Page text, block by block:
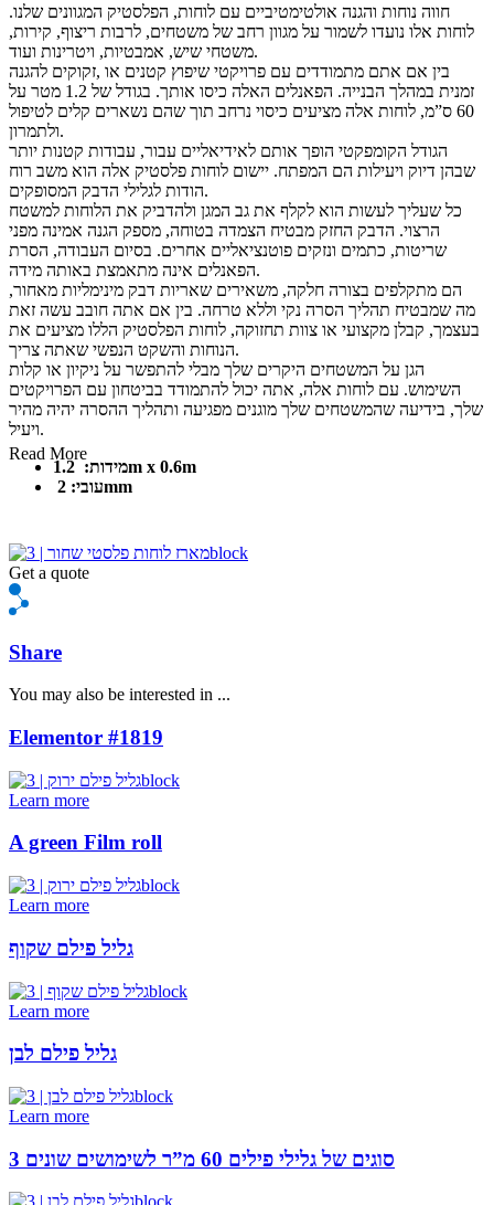
חווה נוחות והגנה אולטימטיביים עם לוחות, הפלסטיק המגוונים שלנו.
לוחות אלו נועדו לשמור על מגוון רחב של משטחים, לרבות ריצוף, קירות,
משטחי שיש, אמבטיות, ויטרינות ועוד.
בין אם אתם מתמודדים עם פרויקטי שיפוץ קטנים או ,זקוקים להגנה
זמנית במהלך הבנייה. הפאנלים האלה כיסו אותך. בגודל של 1.2 מטר על
60 ס”מ, לוחות אלה מציעים כיסוי נרחב תוך שהם נשארים קלים לטיפול
ולתמרון.
הגודל הקומפקטי הופך אותם לאידיאליים עבור, עבודות קטנות יותר
שבהן דיוק ויעילות הם המפתח. יישום לוחות פלסטיק אלה הוא משב רוח
הודות לגלילי הדבק המסופקים.
כל שעליך לעשות הוא לקלף את גב המגן ולהדביק את הלוחות למשטח
הרצוי. הדבק החזק מבטיח הצמדה בטוחה, מספק הגנה אמינה מפני
שריטות, כתמים ונזקים פוטנציאליים אחרים. בסיום העבודה, הסרת
הפאנלים אינה מתאמצת באותה מידה.
הם מתקלפים בצורה חלקה, משאירים שאריות דבק מינימליות מאחור,
מה שמבטיח תהליך הסרה נקי וללא טרחה. בין אם אתה חובב עשה זאת
בעצמך, קבלן מקצועי או צוות תחזוקה, לוחות הפלסטיק הללו מציעים את
הנוחות והשקט הנפשי שאתה צריך.
הגן על המשטחים היקרים שלך מבלי להתפשר על ניקיון או קלות
השימוש. עם לוחות אלה, אתה יכול להתמודד בביטחון עם הפרויקטים
שלך, בידיעה שהמשטחים שלך מוגנים מפגיעה ותהליך ההסרה יהיה מהיר
ויעיל.
מידות:1.2m x 0.6m
עובי:2mm
Read More
Get a quote
Share
You may also be interested in ...
Elementor #1819
Learn more
A green Film roll
Learn more
גליל פילם שקוף
Learn more
גליל פילם לבן
Learn more
3 סוגים של גלילי פילים 60 מ”ר לשימושים שונים